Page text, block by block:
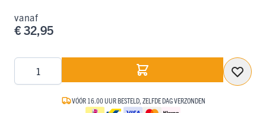
vanaf
€ 32,95
VÓÓR 16.00 UUR BESTELD, ZELFDE DAG VERZONDEN